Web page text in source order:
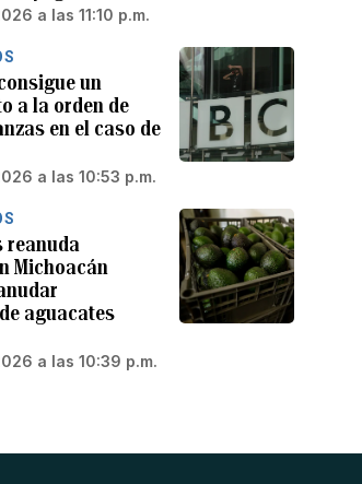
a las 11:10 p.m.
un
a la orden de
en el caso de
a las 10:53 p.m.
reanuda
Michoacán
aguacates
a las 10:39 p.m.